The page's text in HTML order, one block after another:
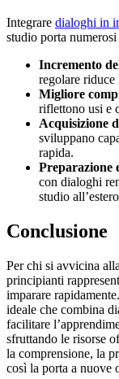
Integrare dialoghi in
studio porta
Incremento
regolare riduce
Migliore
riflettono usi e
Acquisizione
sviluppano
rapida.
Preparazione
con dialoghi
studio
Conclusione
Per chi si avvicina
principianti
imparare
ideale che combina
facilitare
sfruttando le risorse
la comprensione, la
così la porta a nuove